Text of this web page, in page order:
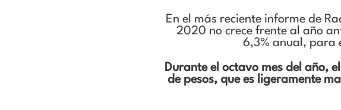
En el más reciente informe de
2020 no crece frente al año
6,3% anual, para
Durante el octavo mes del año,
de pesos, que es ligeramente